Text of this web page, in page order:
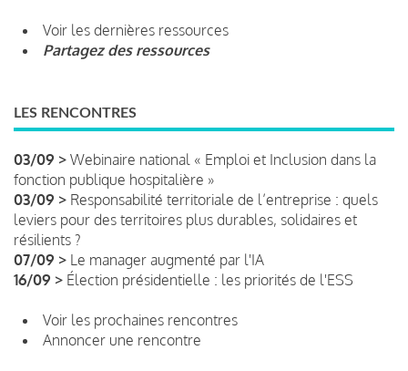
Voir les dernières ressources
Partagez des ressources
LES RENCONTRES
03/09 > Webinaire national « Emploi et Inclusion dans la
fonction publique hospitalière »
03/09 > Responsabilité territoriale de l’entreprise : quels
leviers pour des territoires plus durables, solidaires et
résilients ?
07/09 > Le manager augmenté par l'IA
16/09 > Élection présidentielle : les priorités de l'ESS
Voir les prochaines rencontres
Annoncer une rencontre